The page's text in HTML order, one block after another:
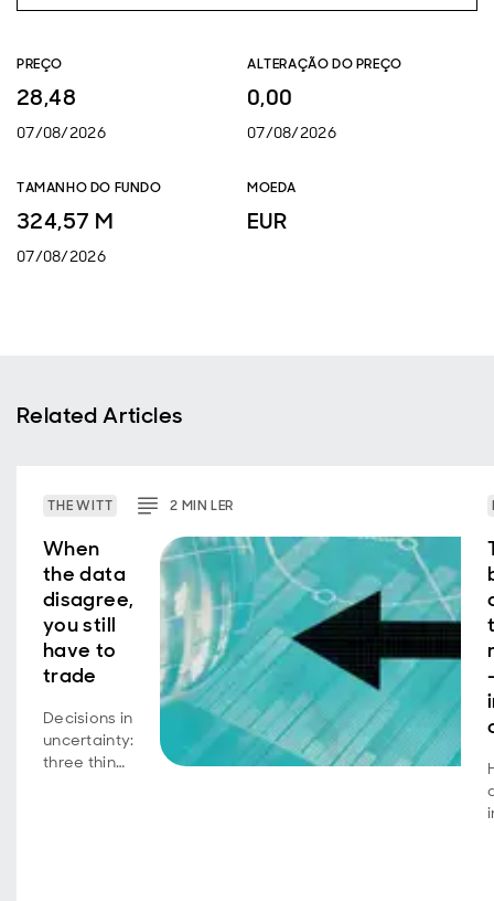
PREÇO
28,48
07/08/2026
ALTERAÇÃO DO PREÇO
0,00
07/08/2026
TAMANHO DO FUNDO
324,57 M
07/08/2026
MOEDA
EUR
Related Articles
THE WITT 2 MINLER
When
the data
disagree,
you still
have to
trade
Decisions in
uncertainty:
three things